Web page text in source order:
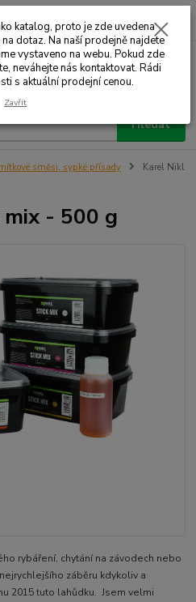
Menu
Hledat
za
směsi, sypké přísady
Karel Nikl
- 500 g
rybáření, chytání na závodech nebo
záběru kdykoliv a
2015 tuto lahůdku. Jsem velmi
katalog, proto je zde uvedena
dotaz. Na naší prodejně najdete
vystaveno na webu. Pokud zde
neváhejte nás kontaktovat. Rádi
s aktuální prodejní cenou.
Zavřít